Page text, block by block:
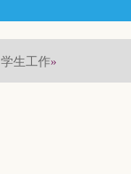
学生工作»